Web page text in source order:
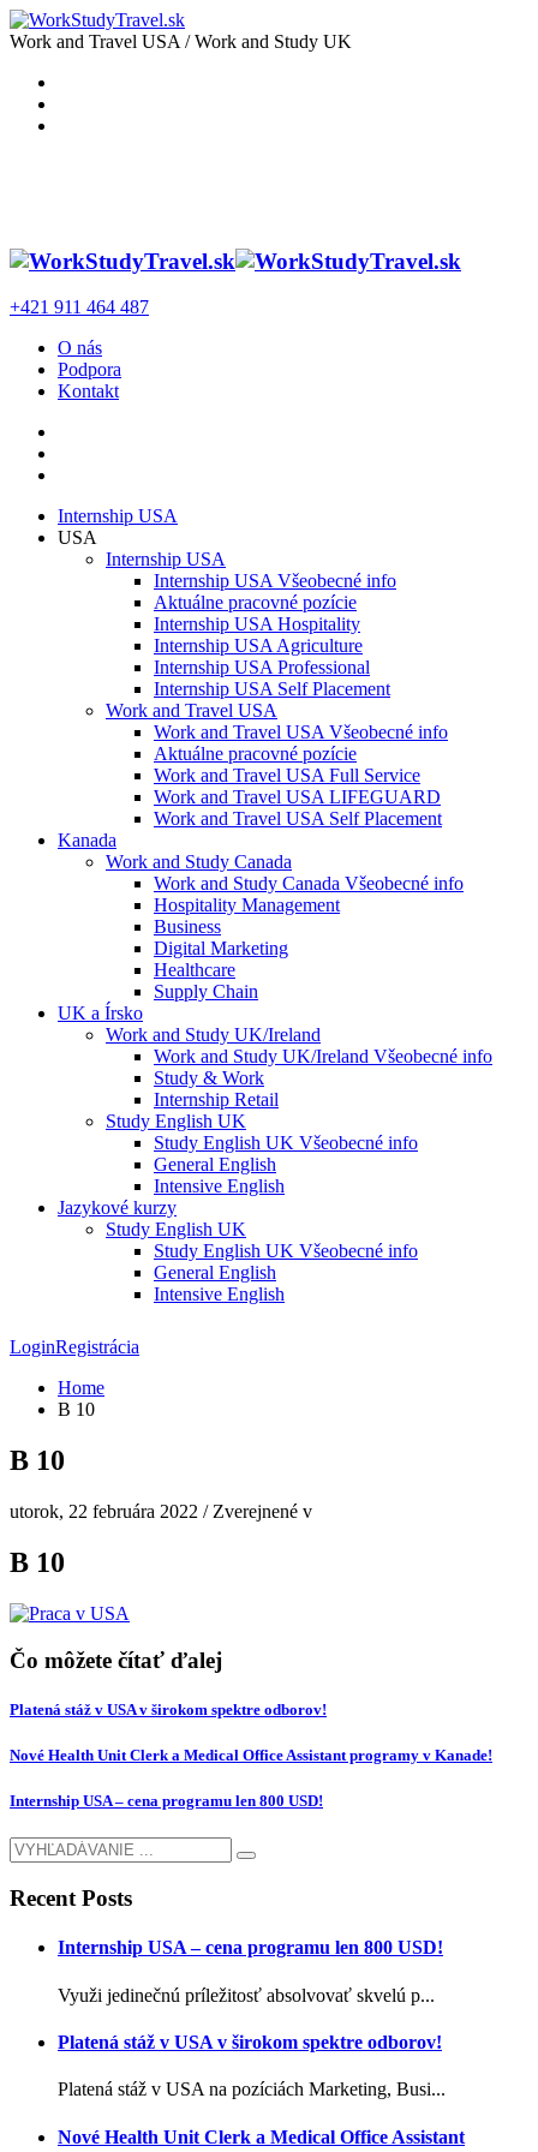
Work and Travel USA / Work and Study UK
+421 911 464 487
O nás
Podpora
Kontakt
Internship USA
USA
Internship USA
Internship USA Všeobecné info
Aktuálne pracovné pozície
Internship USA Hospitality
Internship USA Agriculture
Internship USA Professional
Internship USA Self Placement
Work and Travel USA
Work and Travel USA Všeobecné info
Aktuálne pracovné pozície
Work and Travel USA Full Service
Work and Travel USA LIFEGUARD
Work and Travel USA Self Placement
Kanada
Work and Study Canada
Work and Study Canada Všeobecné info
Hospitality Management
Business
Digital Marketing
Healthcare
Supply Chain
UK a Írsko
Work and Study UK/Ireland
Work and Study UK/Ireland Všeobecné info
Study & Work
Internship Retail
Study English UK
Study English UK Všeobecné info
General English
Intensive English
Jazykové kurzy
Study English UK
Study English UK Všeobecné info
General English
Intensive English
LoginRegistrácia
Home
B 10
B 10
utorok, 22 februára 2022 / Zverejnené v
B 10
Čo môžete čítať ďalej
Platená stáž v USA v širokom spektre odborov!
Nové Health Unit Clerk a Medical Office Assistant programy v Kanade!
Internship USA – cena programu len 800 USD!
Recent Posts
Internship USA – cena programu len 800 USD!
Využi jedinečnú príležitosť absolvovať skvelú p...
Platená stáž v USA v širokom spektre odborov!
Platená stáž v USA na pozíciách Marketing, Busi...
Nové Health Unit Clerk a Medical Office Assistant